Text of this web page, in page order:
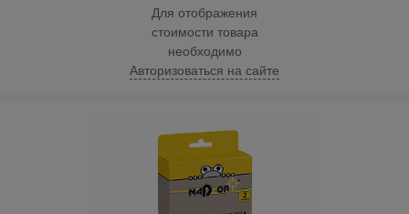
Для отображения
стоимости товара
необходимо
Авторизоваться на сайте